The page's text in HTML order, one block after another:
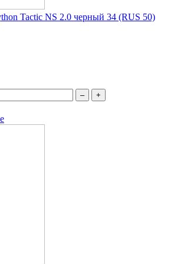
Tactic NS 2.0 черный 34 (RUS 50)
– +